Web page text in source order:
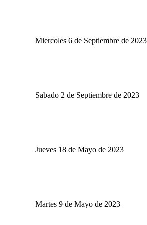
Miercoles 6 de Septiembre de 2023
Sabado 2 de Septiembre de 2023
Jueves 18 de Mayo de 2023
Martes 9 de Mayo de 2023